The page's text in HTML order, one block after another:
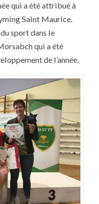
qui a été attribué à
Saint Maurice.
sport dans le
qui a été
de l’année.